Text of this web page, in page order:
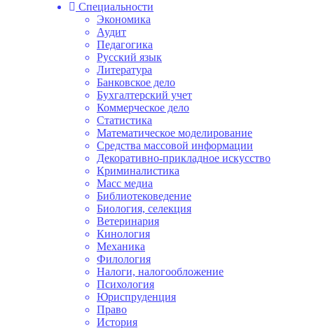
Специальности
Экономика
Аудит
Педагогика
Русский язык
Литература
Банковское дело
Бухгалтерский учет
Коммерческое дело
Статистика
Математическое моделирование
Средства массовой информации
Декоративно-прикладное искусство
Криминалистика
Масс медиа
Библиотековедение
Биология, селекция
Ветеринария
Кинология
Механика
Филология
Налоги, налогообложение
Психология
Юриспруденция
Право
История